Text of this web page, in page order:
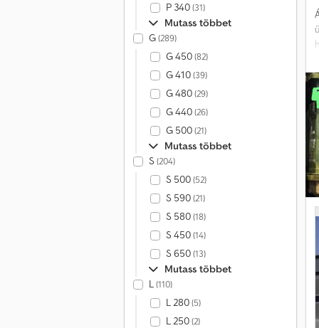
P 340(31)
Mutass többet
G(289)
G 450(82)
G 410(39)
G 480(29)
G 440(26)
G 500(21)
Mutass többet
S (204)
S 500(52)
S 590(21)
S 580(18)
S 450(14)
S 650(13)
Mutass többet
L(110)
L 280(5)
L 250(2)